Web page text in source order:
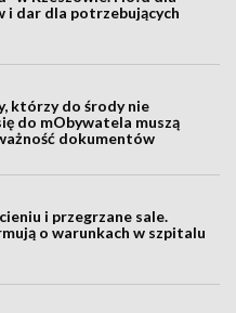
i dar dla potrzebujących
którzy do środy nie
do mObywatela muszą
dokumentów
i przegrzane sale.
o warunkach w szpitalu